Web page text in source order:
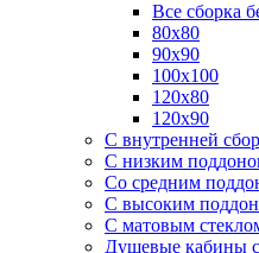
Все сборка
80х80
90х90
100х100
120х80
120х90
С внутренней
C низким
Со средним
С высоким
С матовым
Душевые кабины